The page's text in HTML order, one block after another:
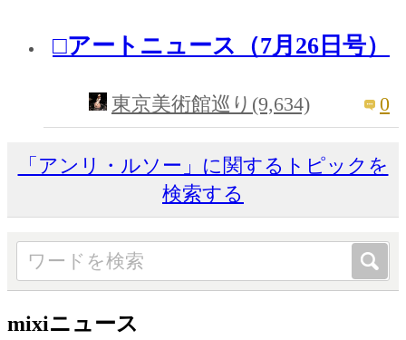
□アートニュース（7月26日号）
東京美術館巡り(9,634) 0
「アンリ・ルソー」に関するトピックを
検索する
mixiニュース